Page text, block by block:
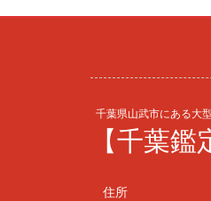
千葉県山武市にある大
【千葉
住所